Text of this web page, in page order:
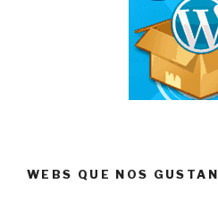
WEBS QUE NOS GUSTAN